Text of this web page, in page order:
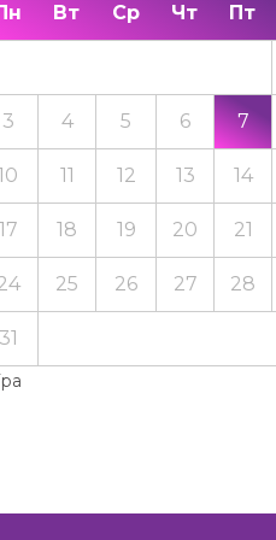
Вт Ср Чт Пт
3 4 5 6 7
11 12 13 14
18 19 20 21
25 26 27 28